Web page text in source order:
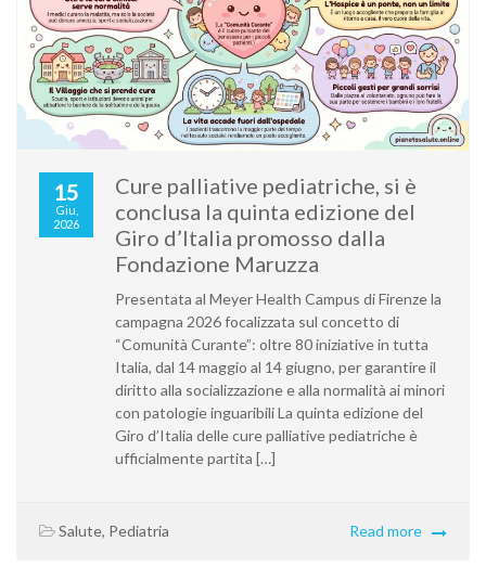
15
Giu,
2026
Cure palliative pediatriche, si è
conclusa la quinta edizione del
Giro d’Italia promosso dalla
Fondazione Maruzza
Presentata al Meyer Health Campus di Firenze la
campagna 2026 focalizzata sul concetto di
“Comunità Curante”: oltre 80 iniziative in tutta
Italia, dal 14 maggio al 14 giugno, per garantire il
diritto alla socializzazione e alla normalità ai minori
con patologie inguaribili La quinta edizione del
Giro d’Italia delle cure palliative pediatriche è
ufficialmente partita […]
Salute, Pediatria Read more